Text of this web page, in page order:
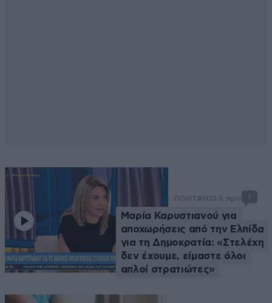
ΠΟΛΙΤΙΚΗ33 λ. πριν 1
Μαρία Καρυστιανού για
αποχωρήσεις από την Ελπίδα
για τη Δημοκρατία: «Στελέχη
δεν έχουμε, είμαστε όλοι
απλοί στρατιώτες»